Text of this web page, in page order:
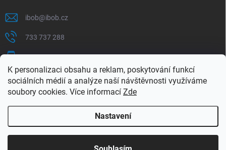
K personalizaci obsahu a reklam, poskytování funkcí
sociálních médií a analýze naší návštěvnosti využíváme
soubory cookies. Více informací Zde
Nastavení
Využijte naší letní akce, kde na Vás čeká spousta
ibob@ibob.cz
733 737 288
607 069 561
Sledujte nás na Facebooku !
ibob_s.r.o/
Copyright 2026ibob s.r.o.. Všechna práva vyhrazena.Upravit nastavení
cookies